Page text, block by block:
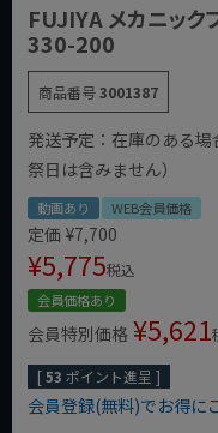
FUJIYA メカニック
330-200
商品番号3001387
発送予定：在庫のある
祭日は含みません）
動画あり WEB会員価格
定価 ¥7,700
¥5,775税込
会員価格あり
会員特別価格 ¥5,621
[53 ポイント進呈 ]
会員登録(無料)でお得に